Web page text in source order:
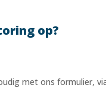
op?
met ons formulier,